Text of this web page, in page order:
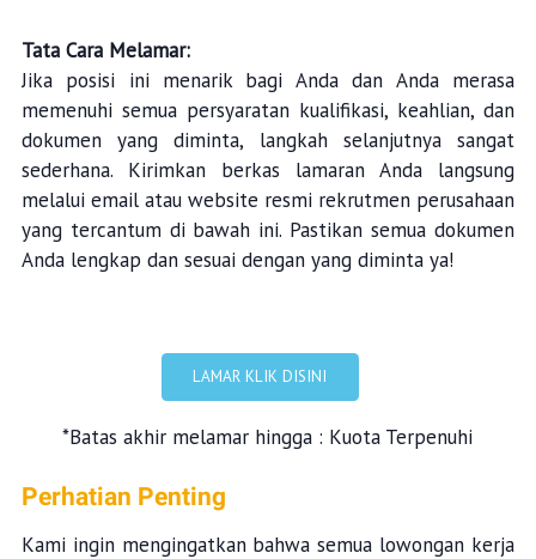
Tata Cara Melamar:
Jika posisi ini menarik bagi Anda dan Anda merasa
memenuhi semua persyaratan kualifikasi, keahlian, dan
dokumen yang diminta, langkah selanjutnya sangat
sederhana. Kirimkan berkas lamaran Anda langsung
melalui email atau website resmi rekrutmen perusahaan
yang tercantum di bawah ini. Pastikan semua dokumen
Anda lengkap dan sesuai dengan yang diminta ya!
LAMAR KLIK DISINI
*Batas akhir melamar hingga : Kuota Terpenuhi
Perhatian Penting
Kami ingin mengingatkan bahwa semua lowongan kerja